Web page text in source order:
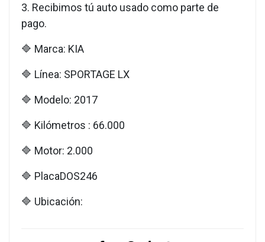
3. Recibimos tú auto usado como parte de
pago.
🔷 Marca: KIA
🔷 Línea: SPORTAGE LX
🔷 Modelo: 2017
🔷 Kilómetros : 66.000
🔷 Motor: 2.000
🔷 PlacaDOS246
🔷 Ubicación: